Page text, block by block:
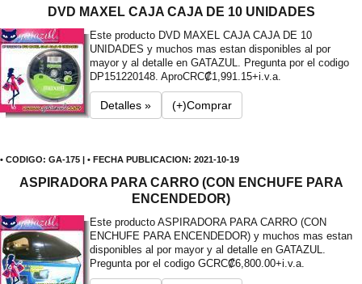
DVD MAXEL CAJA CAJA DE 10 UNIDADES
Este producto DVD MAXEL CAJA CAJA DE 10
UNIDADES y muchos mas estan disponibles al por
mayor y al detalle en GATAZUL. Pregunta por el codigo
DP151220148. AproCRC₡1,991.15+i.v.a.
Detalles » (+)Comprar
• CODIGO: GA-175 | • FECHA PUBLICACION: 2021-10-19
ASPIRADORA PARA CARRO (CON ENCHUFE PARA
ENCENDEDOR)
Este producto ASPIRADORA PARA CARRO (CON
ENCHUFE PARA ENCENDEDOR) y muchos mas estan
disponibles al por mayor y al detalle en GATAZUL.
Pregunta por el codigo GCRC₡6,800.00+i.v.a.